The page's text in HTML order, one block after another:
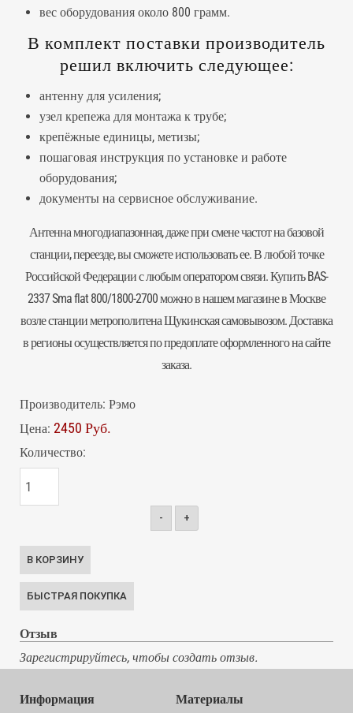
вес оборудования около 800 грамм.
В комплект поставки производитель
решил включить следующее:
антенну для усиления;
узел крепежа для монтажа к трубе;
крепёжные единицы, метизы;
пошаговая инструкция по установке и работе
оборудования;
документы на сервисное обслуживание.
Антеннамногодиапазонная, даже при смене частот на базовой
станции, переезде, вы сможете использовать ее. В любой точке
Российской Федерации с любым оператором связи. Купить BAS-
2337 Sma flat 800/1800-2700 можно в нашем магазине в Москве
возле станции метрополитена Щукинская самовывозом. Доставка
в регионы осуществляется по предоплате оформленного на сайте
заказа.
Производитель: Рэмо
Цена: 2450 Руб.
Количество:
- +
Отзыв
Зарегистрируйтесь, чтобы создать отзыв.
Информация Материалы